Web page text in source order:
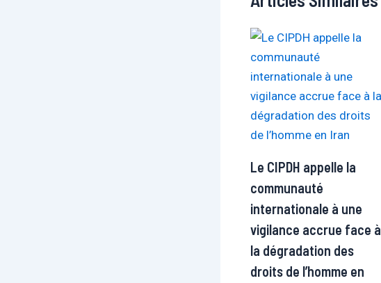
Le CIPDH appelle la
communauté
internationale à une
vigilance accrue face à
la dégradation des
droits de l’homme en